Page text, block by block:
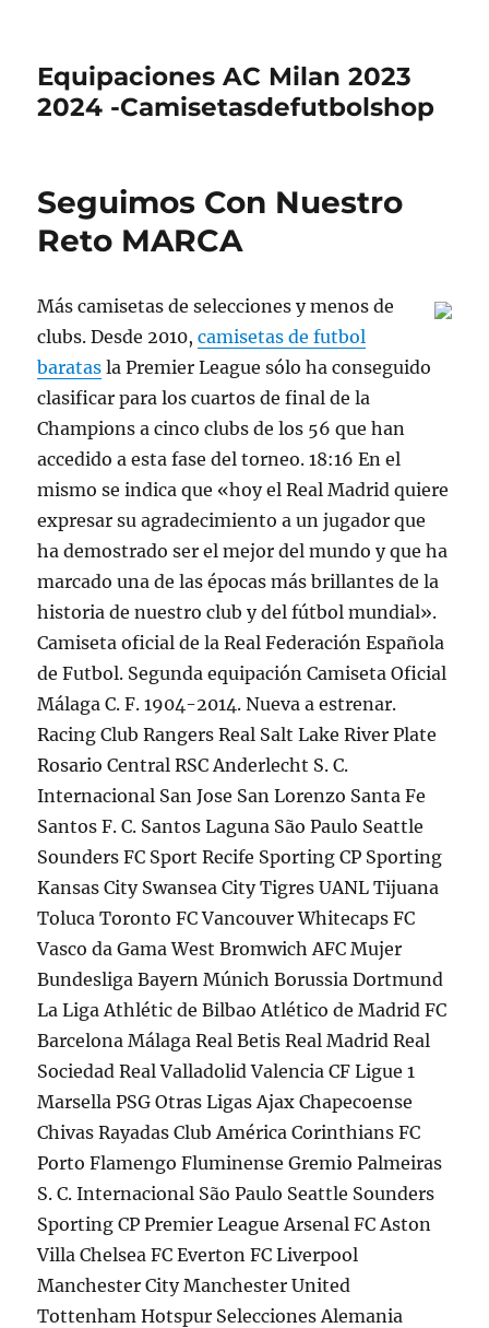
Equipaciones AC Milan 2023
2024 -Camisetasdefutbolshop
Seguimos Con Nuestro
Reto MARCA
Más camisetas de selecciones y menos de
clubs. Desde 2010,camisetas de futbol
baratas la Premier League sólo ha conseguido
clasificar para los cuartos de final de la
Champions a cinco clubs de los 56 que han
accedido a esta fase del torneo. 18:16 En el
mismo se indica que «hoy el Real Madrid quiere
expresar su agradecimiento a un jugador que
ha demostrado ser el mejor del mundo y que ha
marcado una de las épocas más brillantes de la
historia de nuestro club y del fútbol mundial».
Camiseta oficial de la Real Federación Española
de Futbol. Segunda equipación Camiseta Oficial
Málaga C. F. 1904-2014. Nueva a estrenar.
Racing Club Rangers Real Salt Lake River Plate
Rosario Central RSC Anderlecht S. C.
Internacional San Jose San Lorenzo Santa Fe
Santos F. C. Santos Laguna São Paulo Seattle
Sounders FC Sport Recife Sporting CP Sporting
Kansas City Swansea City Tigres UANL Tijuana
Toluca Toronto FC Vancouver Whitecaps FC
Vasco da Gama West Bromwich AFC Mujer
Bundesliga Bayern Múnich Borussia Dortmund
La Liga Athlétic de Bilbao Atlético de Madrid FC
Barcelona Málaga Real Betis Real Madrid Real
Sociedad Real Valladolid Valencia CF Ligue 1
Marsella PSG Otras Ligas Ajax Chapecoense
Chivas Rayadas Club América Corinthians FC
Porto Flamengo Fluminense Gremio Palmeiras
S. C. Internacional São Paulo Seattle Sounders
Sporting CP Premier League Arsenal FC Aston
Villa Chelsea FC Everton FC Liverpool
Manchester City Manchester United
Tottenham Hotspur Selecciones Alemania